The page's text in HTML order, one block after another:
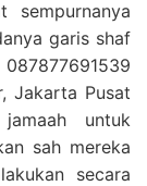
sempurnanya
garis shaf
Jakarta Pusat
untuk
sah mereka
secara